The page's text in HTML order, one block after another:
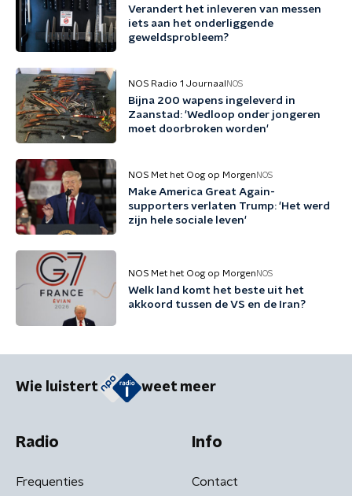
Verandert het inleveren van messen
iets aan het onderliggende
geweldsprobleem?
NOS Radio 1 Journaal NOS
Bijna 200 wapens ingeleverd in
Zaanstad: 'Wedloop onder jongeren
moet doorbroken worden'
NOS Met het Oog op Morgen NOS
Make America Great Again-
supporters verlaten Trump: 'Het werd
zijn hele sociale leven'
NOS Met het Oog op Morgen NOS
Welk land komt het beste uit het
akkoord tussen de VS en de Iran?
Wie luistert weet meer
Radio
Frequenties
Info
Contact